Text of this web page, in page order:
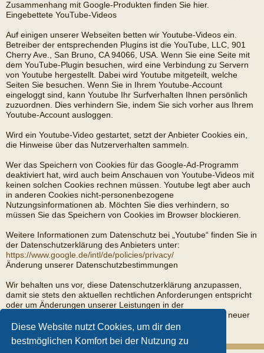
Diese Website nutzt Cookies, um dir den
bestmöglichen Komfort bei der Nutzung zu
Zusammenhang mit Google-Produkten finden Sie hier.
Eingebettete YouTube-Videos
Auf einigen unserer Webseiten betten wir Youtube-Videos ein.
Betreiber der entsprechenden Plugins ist die YouTube, LLC, 901
Cherry Ave., San Bruno, CA 94066, USA. Wenn Sie eine Seite mit
dem YouTube-Plugin besuchen, wird eine Verbindung zu Servern
von Youtube hergestellt. Dabei wird Youtube mitgeteilt, welche
Seiten Sie besuchen. Wenn Sie in Ihrem Youtube-Account
eingeloggt sind, kann Youtube Ihr Surfverhalten Ihnen persönlich
zuzuordnen. Dies verhindern Sie, indem Sie sich vorher aus Ihrem
Youtube-Account ausloggen.
Wird ein Youtube-Video gestartet, setzt der Anbieter Cookies ein,
die Hinweise über das Nutzerverhalten sammeln.
Wer das Speichern von Cookies für das Google-Ad-Programm
deaktiviert hat, wird auch beim Anschauen von Youtube-Videos mit
keinen solchen Cookies rechnen müssen. Youtube legt aber auch
in anderen Cookies nicht-personenbezogene
Nutzungsinformationen ab. Möchten Sie dies verhindern, so
müssen Sie das Speichern von Cookies im Browser blockieren.
Weitere Informationen zum Datenschutz bei „Youtube“ finden Sie in
der Datenschutzerklärung des Anbieters unter:
https://www.google.de/intl/de/policies/privacy/
Änderung unserer Datenschutzbestimmungen
Wir behalten uns vor, diese Datenschutzerklärung anzupassen,
damit sie stets den aktuellen rechtlichen Anforderungen entspricht
oder um Änderungen unserer Leistungen in der
Datenschutzerklärung umzusetzen, z.B. bei der Einführung neuer
Services. Für Ihren erneuten Besuch gilt dann die neue
Datenschutzerklärung.